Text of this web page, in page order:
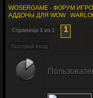
WOSERGAME - ФОРУМ
АДДОНЫ ДЛЯ WOW :
Страница 1 из 1 1